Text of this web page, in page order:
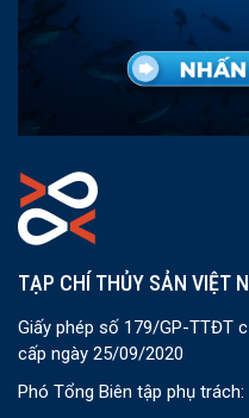
TẠP CHÍ THỦY SẢN VIỆT
Giấy phép số 179/GP-TTĐT
cấp ngày 25/09/2020
Phó Tổng Biên tập phụ